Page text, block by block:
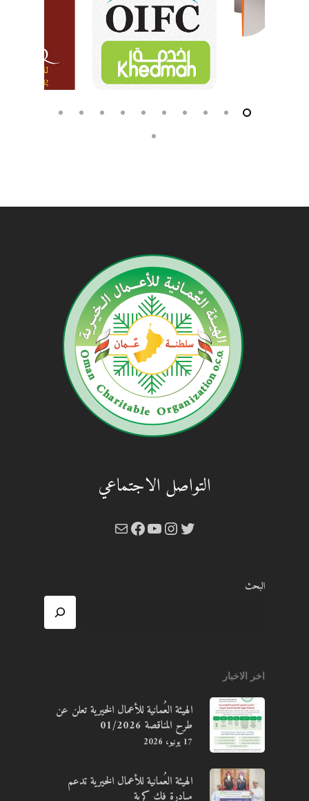
التواصل الاجتماعي
تويترإنستجرام
يوتيوب
فيسبوك
البحث
اخر الاخبار
الهيئة العُمانية للأعمال الخيرية تعلن عن
طرح المناقصة 01/2026
17 يونيو، 2026
الهيئة العُمانية للأعمال الخيرية تدعم
مبادرة فك كربة